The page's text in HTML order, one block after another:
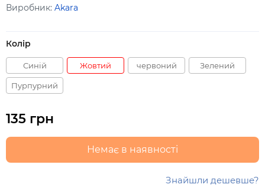
Виробник: Akara
Колір
Синій Жовтий червоний Зелений
Пурпурний
135 грн
Немає в наявності
Знайшли дешевше?